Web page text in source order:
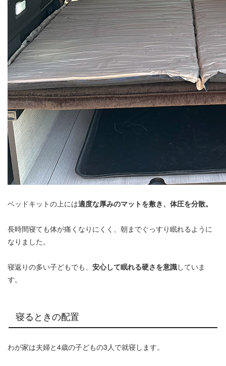
ベッドキットの上には適度な厚みのマットを敷き、体圧を分散。
長時間寝ても体が痛くなりにくく、朝までぐっすり眠れるように
なりました。
寝返りの多い子どもでも、 安心して眠れる硬さを意識していま
す。
寝るときの配置
わが家は夫婦と4歳の子どもの3人で就寝します。